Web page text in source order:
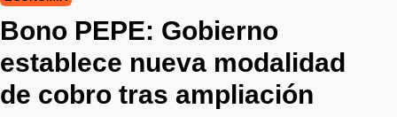
Bono PEPE: Gobierno
establece nueva modalidad
de cobro tras ampliación